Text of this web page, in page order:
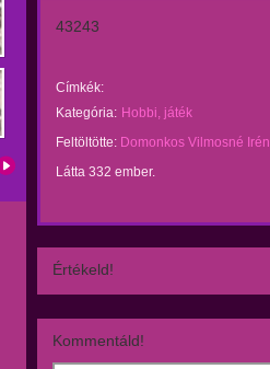
43243
Címkék:
Kategória: Hobbi, játék
Feltöltötte: Domonkos Vilmosné Irén
Látta 332 ember.
Értékeld!
Kommentáld!